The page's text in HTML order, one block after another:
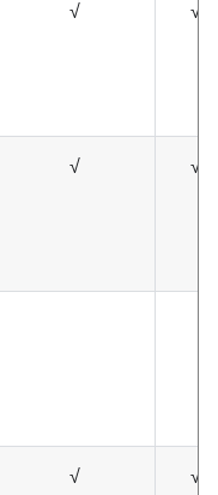
√ √
√ √
√ √